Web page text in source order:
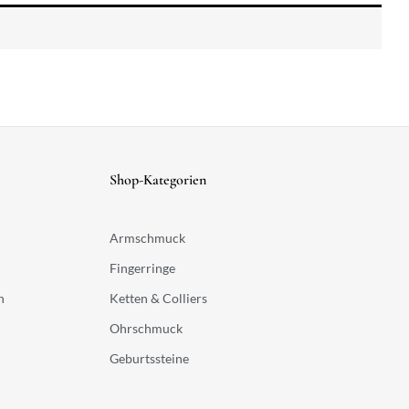
Shop-Kategorien
Armschmuck
Fingerringe
Ketten & Colliers
Ohrschmuck
Geburtssteine